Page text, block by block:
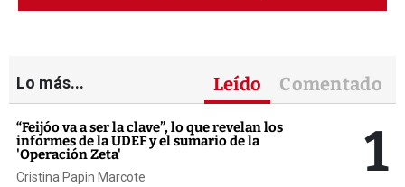
Lo más... Leído Comentado
“Feijóo va a ser la clave”, lo que revelan los
informes de la UDEF y el sumario de la
'Operación Zeta'
Cristina Papin Marcote 1